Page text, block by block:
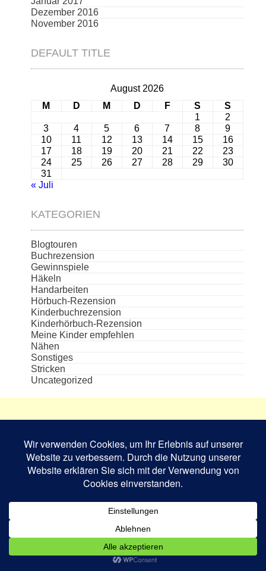
Dezember 2016
November 2016
DEFAULT TITLE
August 2026
M
D M D F S
S
1
2
3
4 5 6 7 8
9
10
11 12 13 14 15
16
17
18 19 20 21 22
23
24
25 26 27 28 29
30
31
« Juli
KATEGORIEN
Blogtouren
Buchrezension
Gewinnspiele
Häkeln
Handarbeiten
Hörbuch-Rezension
Kinderbuchrezension
Kinderhörbuch-Rezension
Meine Kinder empfehlen
Nähen
Sonstiges
Stricken
Uncategorized
sind das Eigentum des jeweiligen Verlages bzw.
Schriftstellers und dienen nur zur
Veranschaulichung.
Book Rev Litepowered byWordPress